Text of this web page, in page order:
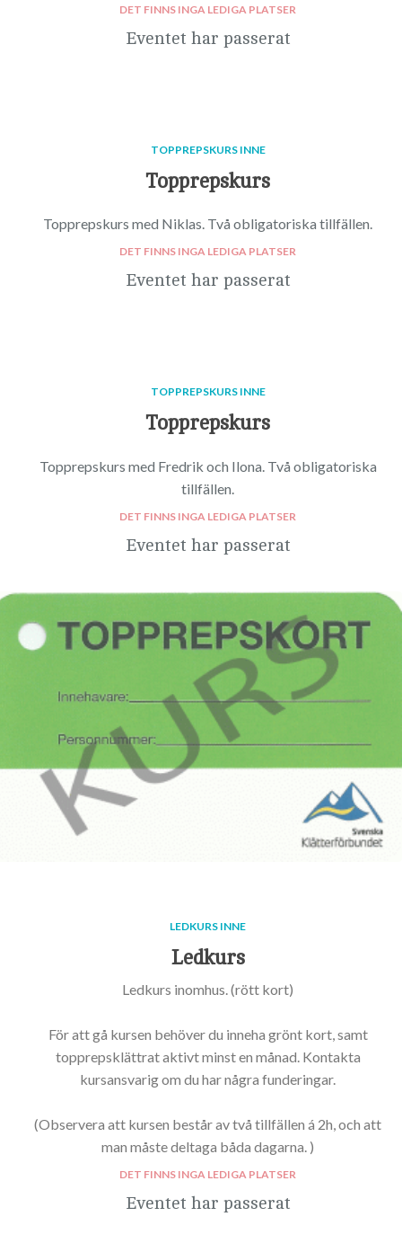
DET FINNS INGA LEDIGA PLATSER
Eventet har passerat
TOPPREPSKURS INNE
Topprepskurs
Topprepskurs med Niklas. Två obligatoriska tillfällen.
DET FINNS INGA LEDIGA PLATSER
Eventet har passerat
TOPPREPSKURS INNE
Topprepskurs
Topprepskurs med Fredrik och Ilona. Två obligatoriska
tillfällen.
DET FINNS INGA LEDIGA PLATSER
Eventet har passerat
LEDKURS INNE
Ledkurs
Ledkurs inomhus. (rött kort)
För att gå kursen behöver du inneha grönt kort, samt
topprepsklättrat aktivt minst en månad. Kontakta
kursansvarig om du har några funderingar.
(Observera att kursen består av två tillfällen á 2h, och att
man måste deltaga båda dagarna. )
DET FINNS INGA LEDIGA PLATSER
Eventet har passerat